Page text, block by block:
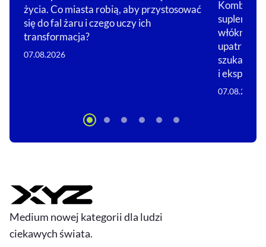
życia. Co miasta robią, aby przystosować
się do fal żaru i czego uczy ich
transformacja?
07.08.2026
Kombinat
upatruje
szuka
i
07.08.2026
Medium nowej kategorii dla ludzi
ciekawych świata.